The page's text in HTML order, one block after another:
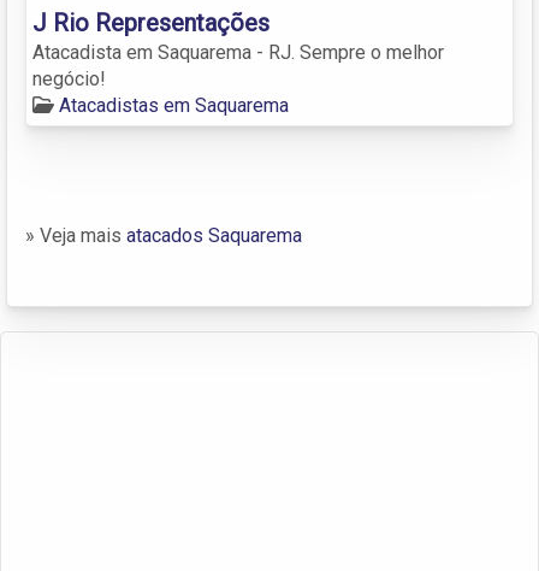
J Rio Representações
Atacadista em Saquarema - RJ. Sempre o melhor
negócio!
Atacadistas em Saquarema
» Veja mais atacados Saquarema